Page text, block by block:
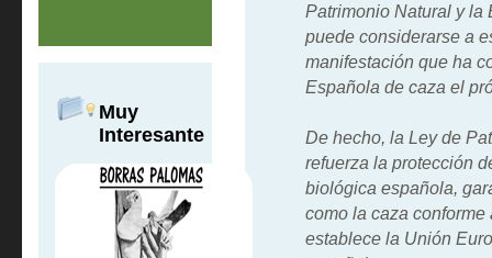
Muy
Interesante
Patrimonio Natural y la
puede considerarse a
manifestación que ha
Española de caza el
De hecho, la Ley de
refuerza la protección
biológica española,
como la caza
establece la Unión